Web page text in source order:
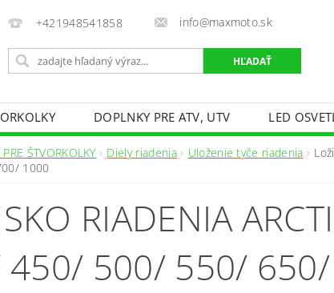
+421948541858 info@maxmoto.sk
DOPLNKY PRE ATV, UTV
LED
ŠTVORKOLKY Diely riadenia Uloženie tyče riadenia
1000
RIADENIA
500/ 550/